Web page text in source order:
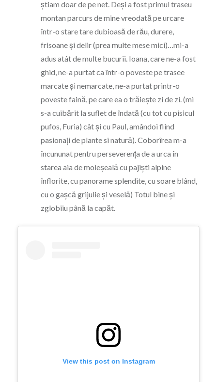
știam doar de pe net. Deși a fost primul traseu
montan parcurs de mine vreodată pe urcare
într-o stare tare dubioasă de rău, durere,
frisoane și delir (prea multe mese mici)…mi-a
adus atât de multe bucurii. Ioana, care ne-a fost
ghid, ne-a purtat ca într-o poveste pe trasee
marcate și nemarcate, ne-a purtat printr-o
poveste faină, pe care ea o trăiește zi de zi. (mi
s-a cuibărit la suflet de îndată (cu tot cu pisicul
pufos, Furia) cât și cu Paul, amândoi fiind
pasionați de plante si natură). Coborîrea m-a
încununat pentru perseverența de a urca în
starea aia de moleșeală cu pajiști alpine
înflorite, cu panorame splendite, cu soare blând,
cu o gașcă grijulie și veselă) Totul bine și
zglobiiu până la capăt.
View this post on Instagram